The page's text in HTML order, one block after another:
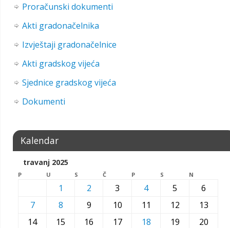
Proračunski dokumenti
Akti gradonačelnika
Izvještaji gradonačelnice
Akti gradskog vijeća
Sjednice gradskog vijeća
Dokumenti
Kalendar
travanj 2025
P U S Č P S N
1 2 3 4 5
6
7
8 9 10 11 12
13
14
15 16 17 18 19
20